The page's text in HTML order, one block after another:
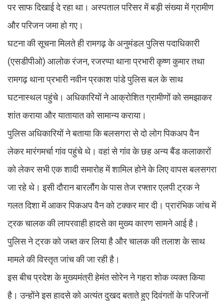
पर साफ दिखाई दे रहा था। अस्पताल परिसर में बड़ी संख्या में ग्रामीण
और परिजन जमा हो गए।
घटना की सूचना मिलते ही रामगढ़ के अनुमंडल पुलिस पदाधिकारी
(एसडीपीओ) आलोक रंजन, रजरप्पा थाना प्रभारी कृष्ण कुमार तथा
रामगढ़ थाना प्रभारी नवीन प्रकाश पांडे पुलिस बल के साथ
घटनास्थल पहुंचे। अधिकारियों ने आक्रोशित ग्रामीणों को समझाकर
शांत कराया और यातायात को सामान्य कराया।
पुलिस अधिकारियों ने बताया कि बलसगरा से दो लोग पिकअप वैन
लेकर मारंगमर्चा गांव पहुंचे थे। वहां से गांव के छह अन्य बैंड कलाकारों
को लेकर सभी एक शादी समारोह में शामिल होने के लिए वापस बलसगरा
जा रहे थे। इसी दौरान बारलौंग के पास तेज रफ्तार एलपी ट्रक ने
गलत दिशा में आकर पिकअप वैन को टक्कर मार दी। प्रारंभिक जांच में
ट्रक चालक की लापरवाही हादसे का मुख्य कारण सामने आई है।
पुलिस ने ट्रक को जब्त कर लिया है और चालक की तलाश के साथ
मामले की विस्तृत जांच की जा रही है।
इस बीच प्रदेश के मुख्यमंत्री हेमंत सोरेन ने गहरा शोक व्यक्त किया
है। उन्होंने इस हादसे को अत्यंत दुखद बताते हुए दिवंगतों के परिजनों